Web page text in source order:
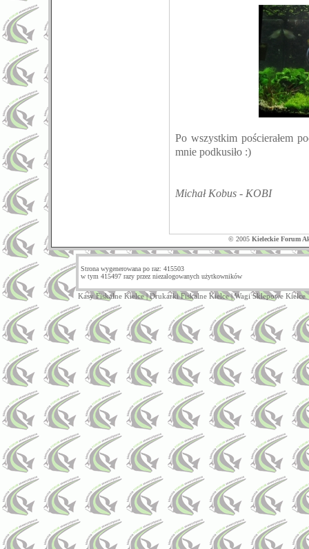
Po wszystkim pościerałem
mnie podkusiło :)
Michał Kobus - KOBI
© 2005 Kieleckie Forum
Strona wygenerowana po raz: 415503
w tym 415497 razy przez niezalogowanych użytkowników
Kasy Fiskalne Kielce|Drukarki Fiskalne Kielce|Wagi Sklepowe Kielce